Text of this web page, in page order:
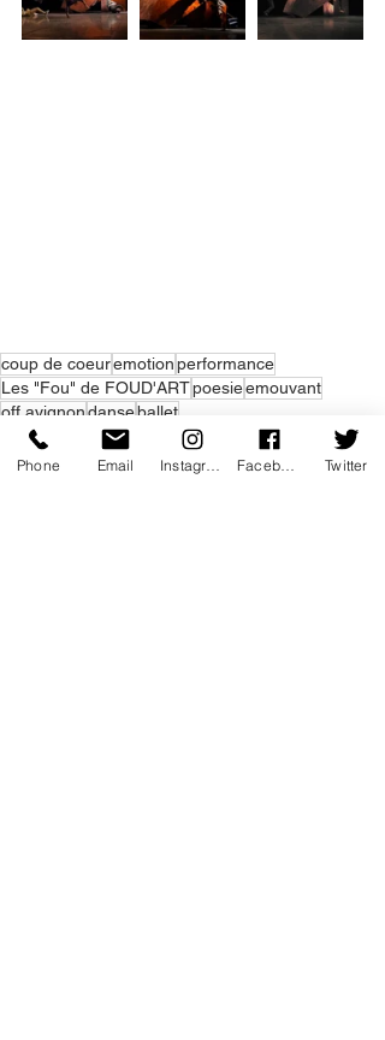
coup de coeuremotionperformance
Les "Fou" de FOUD'ARTpoesieemouvant
off avignondanseballet
Danse
Performance
Phone Email Twitter